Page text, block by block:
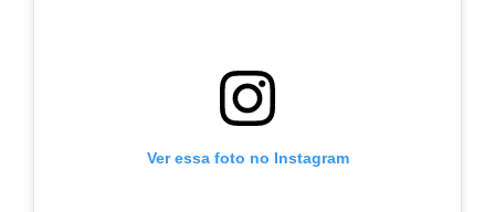
Ver essa foto no Instagram